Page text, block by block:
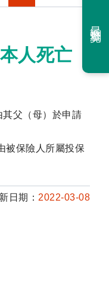
人死亡
父（母）於申請
被保險人所屬投保
日期： 2022-03-08